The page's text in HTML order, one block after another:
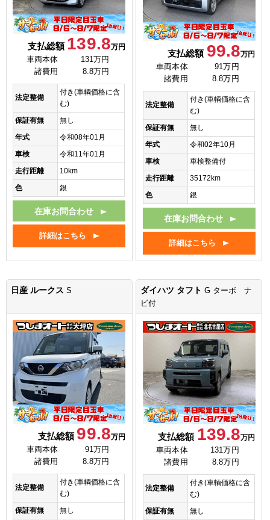
支払総額 139.8万円
車両本体
131万円
諸費用
8.8万円
法定整備
付き(車輌価格に含
む)
保証有無
無し
年式
令和08年01月
車検
令和11年01月
走行距離
10km
色
銀
在庫お問合わせ
詳細はこちら
支払総額 99.8万円
車両本体
91万円
諸費用
8.8万円
法定整備
付き(車輌価格に含
む)
保証有無
無し
年式
令和02年10月
車検
車検整備付
走行距離
35172km
色
銀
在庫お問合わせ
詳細はこちら
日産 ルークス S
支払総額 99.8万円
車両本体
91万円
諸費用
8.8万円
法定整備
付き(車輌価格に含
む)
保証有無
無し
ダイハツ タフトG ターボ ナ
ビ付
支払総額 139.8万円
車両本体
131万円
諸費用
8.8万円
法定整備
付き(車輌価格に含
む)
保証有無
無し